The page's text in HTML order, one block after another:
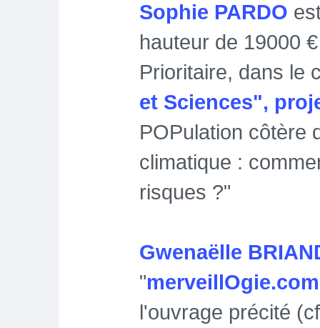
Sophie PARDO
hauteur de 19000
Prioritaire, dans le
et Sciences",
POPulation côtère
climatique :
risques ?"
Gwenaëlle
"merveillOgie.com
l'ouvrage précité